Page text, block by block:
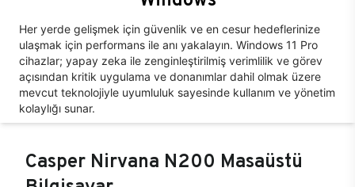
Her yerde gelişmek için güvenlik ve en cesur hedeflerinize
ulaşmak için performans ile anı yakalayın. Windows 11 Pro
cihazlar; yapay zeka ile zenginleştirilmiş verimlilik ve görev
açısından kritik uygulama ve donanımlar dahil olmak üzere
mevcut teknolojiyle uyumluluk sayesinde kullanım ve yönetim
kolaylığı sunar.
Casper Nirvana N200 Masaüstü